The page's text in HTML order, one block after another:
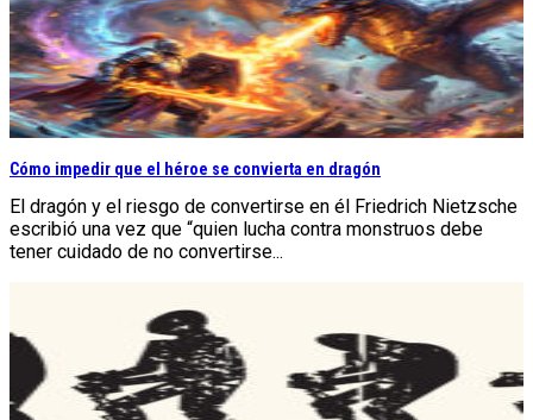
Cómo impedir que el héroe se convierta en dragón
El dragón y el riesgo de convertirse en él Friedrich Nietzsche
escribió una vez que “quien lucha contra monstruos debe
tener cuidado de no convertirse...